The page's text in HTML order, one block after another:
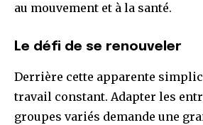
0:00 9:04
au mouvement et à la santé.
Le défi de se renouveler
Derrière cette apparente
travail constant. Adapter les
groupes variés demande une